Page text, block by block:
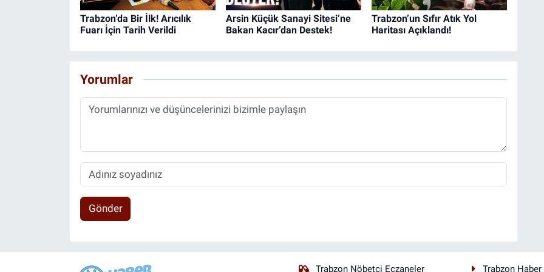
Trabzon’da Bir İlk! Arıcılık
Fuarı İçin Tarih Verildi
Arsin Küçük Sanayi Sitesi’ne
Bakan Kacır’dan Destek!
Trabzon’un Sıfır Atık Yol
Haritası Açıklandı!
Yorumlar
Gönder
Trabzon Nöbetçi Eczaneler Trabzon Haber